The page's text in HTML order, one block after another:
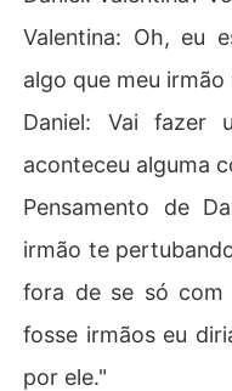
Valentina: Oh, eu
algo que meu irmão
Daniel: Vai fazer
aconteceu alguma
Pensamento de
irmão te
fora de se só com
fosse irmãos eu
por ele."